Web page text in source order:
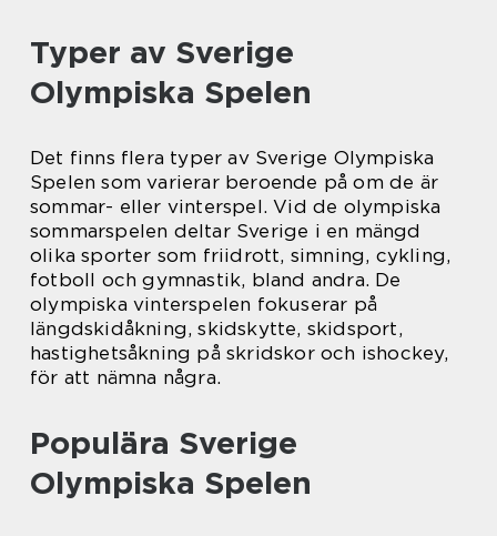
Typer av Sverige
Olympiska Spelen
Det finns flera typer av Sverige Olympiska
Spelen som varierar beroende på om de är
sommar- eller vinterspel. Vid de olympiska
sommarspelen deltar Sverige i en mängd
olika sporter som friidrott, simning, cykling,
fotboll och gymnastik, bland andra. De
olympiska vinterspelen fokuserar på
längdskidåkning, skidskytte, skidsport,
hastighetsåkning på skridskor och ishockey,
för att nämna några.
Populära Sverige
Olympiska Spelen